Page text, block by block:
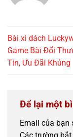
Bài xì dách
Game Bài Đổi
Tín, Ưu Đãi Khủng
Để lại một
Email của bạn
Các trường